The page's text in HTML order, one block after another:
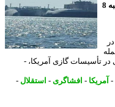
گازی آمریکا، -
- افشاگری- استقلال-